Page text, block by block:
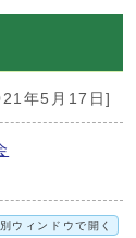
年5月17日]
別ウィンドウで開く